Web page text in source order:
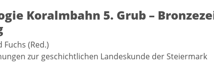
Koralmbahn 5. Grub –
Fuchs (Red.)
zur geschichtlichen Landeskunde der Steiermark